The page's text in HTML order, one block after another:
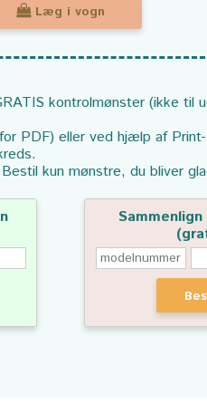
Læg i vogn
kontrolmønster (ikke til
PDF) eller ved hjælp af
kun mønstre, du bliver